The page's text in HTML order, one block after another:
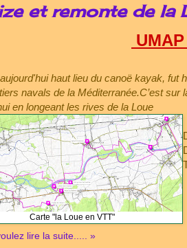
et remonte de la
haut lieu du canoë kayak, fut
navals de la Méditerranée.C’est
en longeant les rives de la Loue
Carte "la Loue en VTT"
lire la suite..... »